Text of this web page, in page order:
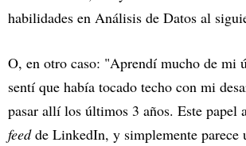
habilidades en Análisis de Datos al
O, en otro caso: "Aprendí mucho de mi
sentí que había tocado techo con mi
pasar allí los últimos 3 años. Este papel
feedde LinkedIn, y simplemente parece